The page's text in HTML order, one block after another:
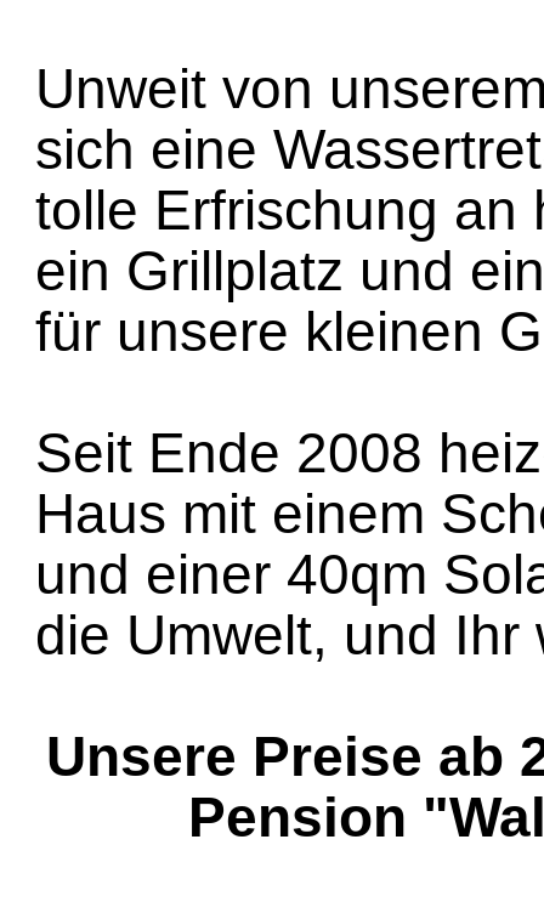
Unweit von
sich eine
tolle Erfrischung an
ein Grillplatz und
für unsere kleinen
Seit Ende 2008
Haus mit einem
und einer 40qm
die Umwelt, und Ihr
Unsere Preise ab
Pension